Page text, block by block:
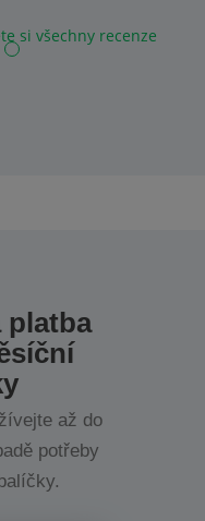
si všechny recenze
platba
až do
potřeby